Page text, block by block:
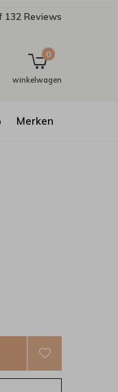
Merken
winkelwagen
0
132 Reviews